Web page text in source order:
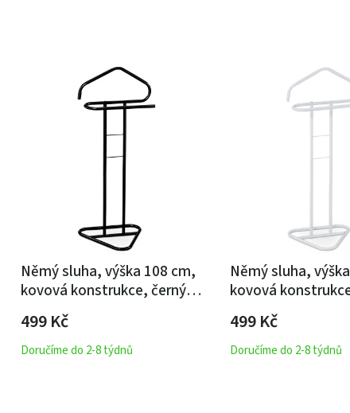
Němý sluha, výška 108 cm,
kovová konstrukce, černý
matný lak, nosnost 4 kg
499Kč
Doručíme do 2-8 týdnů
Němý sluha,
kovová
matný lak,
499Kč
Doručíme do 2-8 týdnů